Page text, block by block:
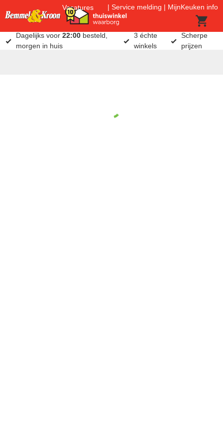
Vacatures Service melding MijnKeuken info
Dagelijks voor22:00 besteld,
morgen in huis
3 échte
winkels
Scherpe
prijzen